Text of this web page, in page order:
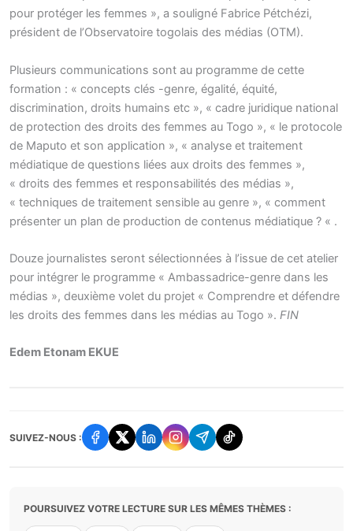
pour protéger les femmes », a souligné Fabrice Pétchézi,
président de l’Observatoire togolais des médias (OTM).
Plusieurs communications sont au programme de cette
formation : « concepts clés -genre, égalité, équité,
discrimination, droits humains etc », « cadre juridique national
de protection des droits des femmes au Togo », « le protocole
de Maputo et son application », « analyse et traitement
médiatique de questions liées aux droits des femmes »,
« droits des femmes et responsabilités des médias »,
« techniques de traitement sensible au genre », « comment
présenter un plan de production de contenus médiatique ? « .
Douze journalistes seront sélectionnées à l’issue de cet atelier
pour intégrer le programme « Ambassadrice-genre dans les
médias », deuxième volet du projet « Comprendre et défendre
les droits des femmes dans les médias au Togo ». FIN
Edem Etonam EKUE
SUIVEZ-NOUS :
POURSUIVEZ VOTRE LECTURE SUR LES MÊMES THÈMES :